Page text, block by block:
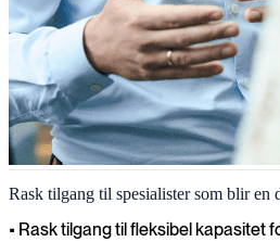
Rask tilgang til spesialister som blir en
• Rask tilgang til fleksibel